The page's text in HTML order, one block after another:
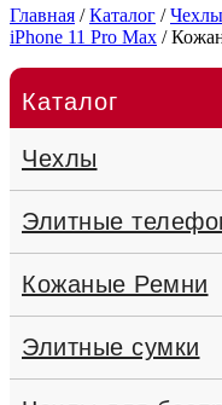
Главная /Каталог /Чехлы
iPhone 11 Pro Max /
Каталог
Чехлы
Элитные
Кожаные Ремни
Элитные сумки